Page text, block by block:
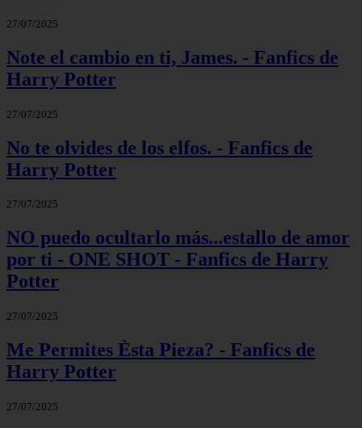
27/07/2025
Note el cambio en ti, James. - Fanfics de
Harry Potter
27/07/2025
No te olvides de los elfos. - Fanfics de
Harry Potter
27/07/2025
NO puedo ocultarlo más...estallo de amor
por ti - ONE SHOT - Fanfics de Harry
Potter
27/07/2025
Me Permites Èsta Pieza? - Fanfics de
Harry Potter
27/07/2025